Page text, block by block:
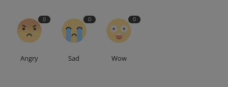
0
Angry
0
Sad
0
Wow